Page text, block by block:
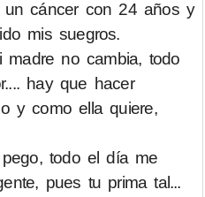
cáncer con 24 años y
mis suegros.
no cambia, todo
hay que hacer
y como ella quiere,
todo el día me
pues tu prima tal...